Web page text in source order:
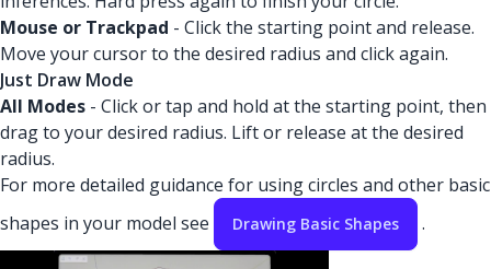
Mouse or Trackpad - Click the starting point and release.
Move your cursor to the desired radius and click again.
Just Draw Mode
All Modes - Click or tap and hold at the starting point, then
drag to your desired radius. Lift or release at the desired
radius.
For more detailed guidance for using circles and other basic
shapes in your model see
Drawing Basic Shapes .